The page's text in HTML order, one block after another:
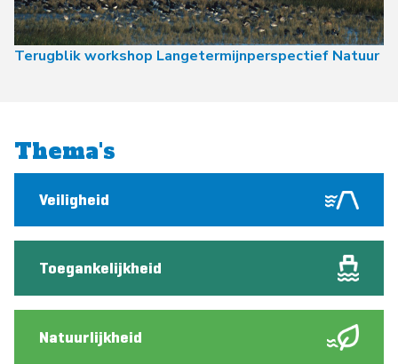
Terugblik workshop Langetermijnperspectief Natuur
Thema's
Veiligheid
Toegankelijkheid
Natuurlijkheid